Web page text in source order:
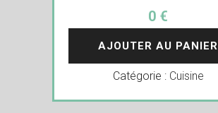
0 €
AJOUTER AU PANIER
Catégorie : Cuisine